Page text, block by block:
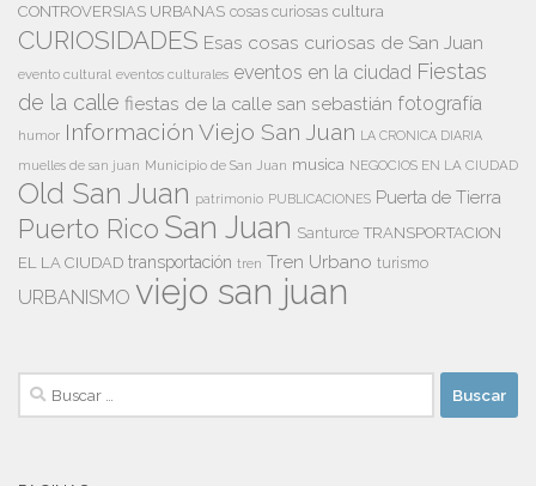
CONTROVERSIAS URBANAS cosas curiosas cultura
CURIOSIDADES Esas cosas curiosas de San Juan
evento cultural eventos culturales eventos en la ciudad Fiestas
de la calle fiestas de la calle san sebastián fotografía
humor Información Viejo San Juan LA CRONICA DIARIA
muelles de san juan Municipio de San Juan musica NEGOCIOS EN LA CIUDAD
Old San Juan patrimonio PUBLICACIONES Puerta de Tierra
Puerto Rico San Juan Santurce TRANSPORTACION
EL LA CIUDAD transportación tren Tren Urbano turismo
URBANISMO viejo san juan
Buscar: